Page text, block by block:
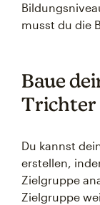
musst du die
Baue
Trichter
Du kannst
erstellen,
Zielgruppe
Zielgruppe